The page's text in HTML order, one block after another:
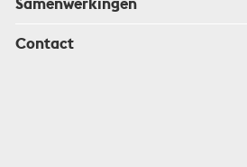
Contact